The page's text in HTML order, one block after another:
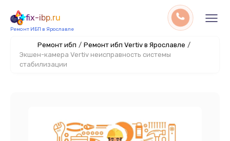
fix-ibp.ru
Ремонт ИБП в Ярославле
Ремонт ибп / Ремонт ибп Vertiv в Ярославле /
Экшен-камера Vertiv неисправность системы
стабилизации